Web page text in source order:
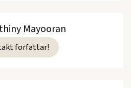
Mayooran
forfattar!